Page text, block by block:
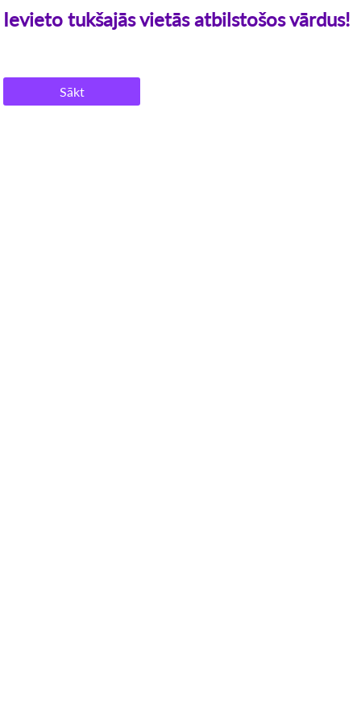
Ievieto tukšajās vietās atbilstošos vārdus!
Sākt